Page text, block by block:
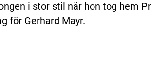
i stor stil när hon tog hem
för Gerhard Mayr.